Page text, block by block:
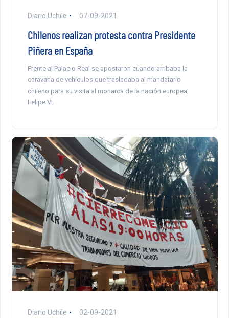
Diario Uchile 07-09-2021
Chilenos realizan protesta contra Presidente
Piñera en España
Frente al Palacio Real se apostaron cuando arribaba la
caravana de vehículos que trasladaba al mandatario
chileno para su visita al monarca de la nación europea,
Felipe VI.
Diario Uchile 02-09-2021